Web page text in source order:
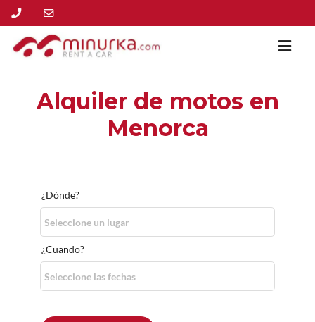
Alquiler de motos en
Menorca
¿Dónde?
¿Cuando?